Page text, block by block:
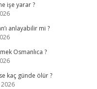
işe yarar ?
anlayabilir mi ?
Osmanlıca ?
kaç günde ölür ?